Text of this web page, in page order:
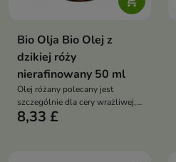
Bio Olja Bio Olej z
dzikiej róży
nierafinowany 50 ml
Olej różany polecany jest
szczególnie dla cery wrażliwej,
dojrzałej, suchej, ze skłonnością
8,33 £